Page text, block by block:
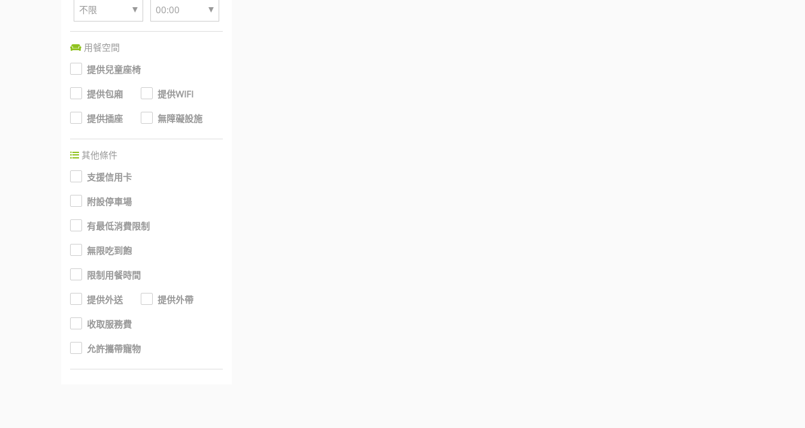
不限 ▼ 00:00 ▼
用餐空間
提供兒童座椅
提供包廂 提供WIFI
提供插座 無障礙設施
其他條件
支援信用卡
附設停車場
有最低消費限制
無限吃到飽
限制用餐時間
提供外送 提供外帶
收取服務費
允許攜帶寵物